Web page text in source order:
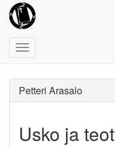
Toggle
navigation
Petteri Arasalo
Usko ja teot